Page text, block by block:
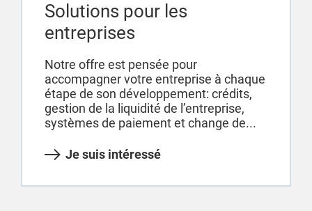
Solutions pour les
entreprises
Notre offre est pensée pour
accompagner votre entreprise à chaque
étape de son développement: crédits,
gestion de la liquidité de l’entreprise,
systèmes de paiement et change de...
Je suis intéressé